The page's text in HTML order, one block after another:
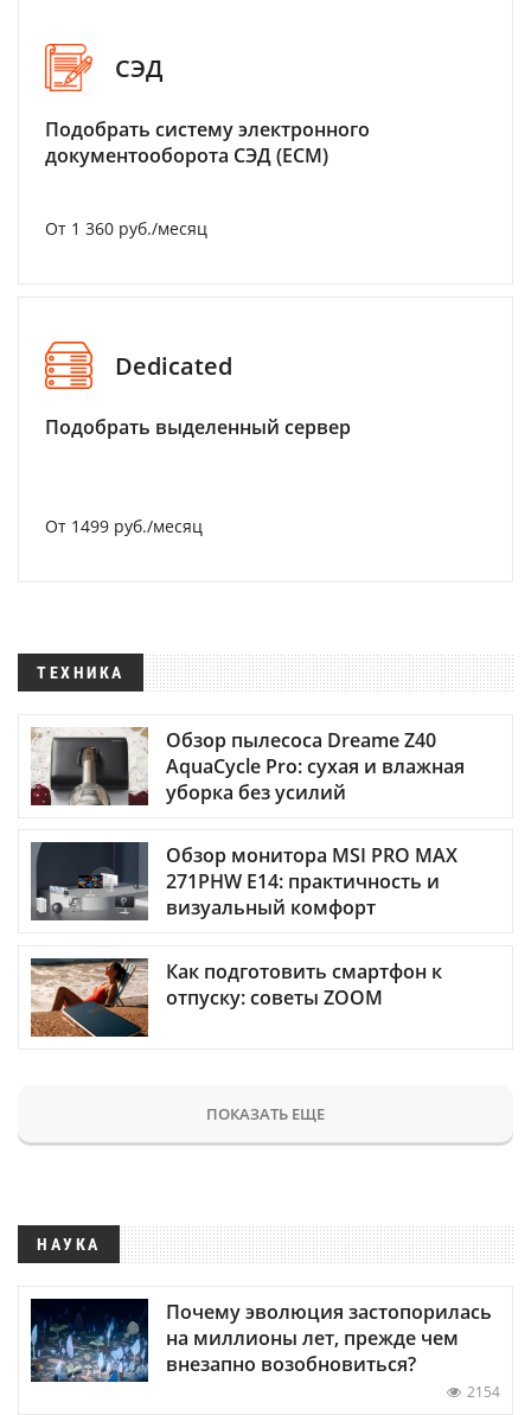
СЭД
Подобрать систему электронного
документооборота СЭД (ECM)
От 1 360 руб./месяц
Dedicated
Подобрать выделенный сервер
От 1499 руб./месяц
ТЕХНИКА
Обзор пылесоса Dreame Z40
AquaCycle Pro: сухая и влажная
уборка без усилий
Обзор монитора MSI PRO MAX
271PHW E14: практичность и
визуальный комфорт
Как подготовить смартфон к
отпуску: советы ZOOM
ПОКАЗАТЬ ЕЩЕ
НАУКА
Почему эволюция застопорилась
на миллионы лет, прежде чем
внезапно возобновиться?
2154